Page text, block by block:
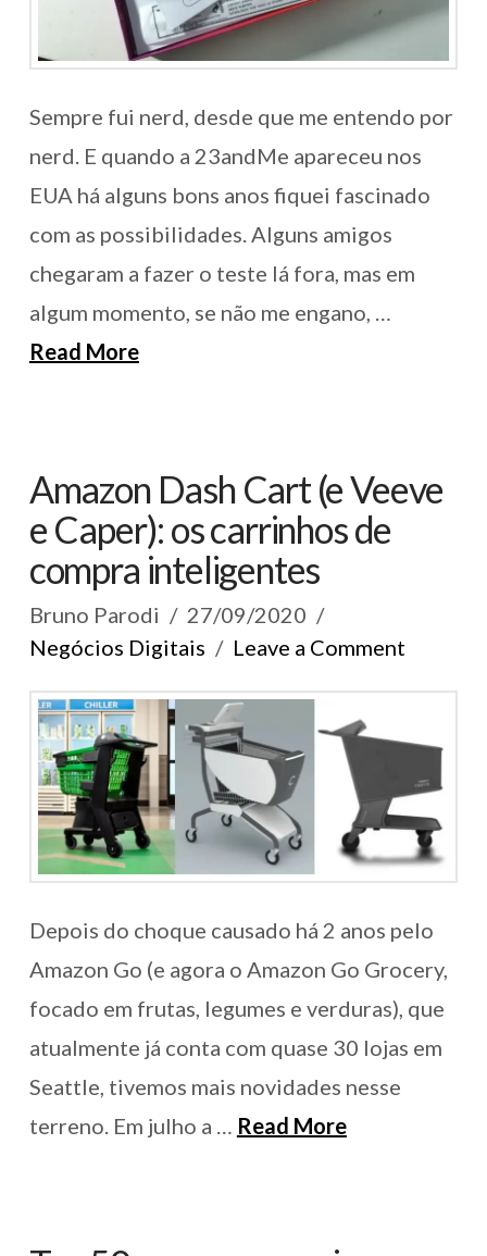
Sempre fui nerd, desde que me entendo por
nerd. E quando a 23andMe apareceu nos
EUA há alguns bons anos fiquei fascinado
com as possibilidades. Alguns amigos
chegaram a fazer o teste lá fora, mas em
algum momento, se não me engano, …
Read More
Amazon Dash Cart (e Veeve
e Caper): os carrinhos de
compra inteligentes
Bruno Parodi
27/09/2020
Negócios Digitais
Leave a Comment
Depois do choque causado há 2 anos pelo
Amazon Go (e agora o Amazon Go Grocery,
focado em frutas, legumes e verduras), que
atualmente já conta com quase 30 lojas em
Seattle, tivemos mais novidades nesse
terreno. Em julho a … Read More